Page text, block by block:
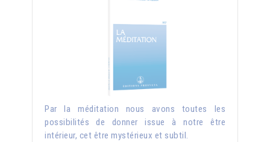
Par la méditation nous avons toutes les
possibilités de donner issue à notre être
intérieur, cet être mystérieux et subtil.